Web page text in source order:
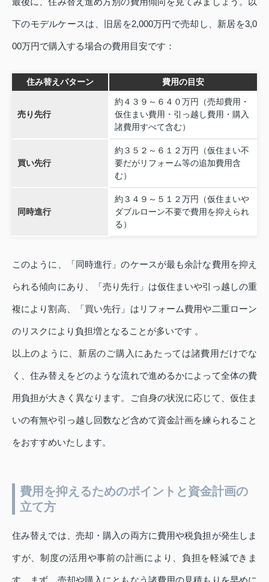
下のモデルケースは、旧居を2,000万円で売却し、新居を3,0
00万円で購入する場合の費用目安です：
住み替えパターン 費用の目安
売り先行
約４３９～６４０万円（売却費用・
仮住まい費用・引っ越し費用・購入
諸費用すべて含む）
買い先行
約３５２～６１２万円（仮住まい不
要だがリフォーム等の追加費用含
む）
同時進行
約３４９～５１２万円（仮住まいや
ダブルローン不要で費用を抑えられ
る）
このように、「同時進行」のケースが最も余計な費用を抑え
られる傾向にあり、「売り先行」は仮住まいや引っ越しの重
複により割高、「買い先行」はリフォーム費用や二重ローン
のリスクにより負担増となることが多いです 。
以上のように、新居のご購入にあたっては諸費用だけでな
く、住み替えをどのような流れで進めるかによって全体の費
用負担が大きく異なります。ご自身の状況に応じて、仮住ま
いの有無や引っ越し回数など含めて資金計画を練られること
をおすすめいたします。
費用を抑えるためのポイントと資金計画の
立て方
住み替えでは、売却・購入の両方に費用や税負担が発生しま
すが、制度の活用や事前の計画により、負担を軽減できま
す。まず、売却や購入にともなう諸費用の見積もりを早めに